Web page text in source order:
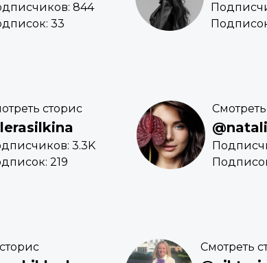
844
33
сторис
3.3K
219
Смотреть